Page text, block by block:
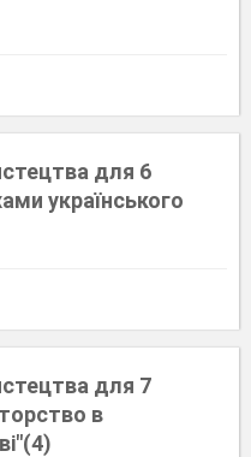
для 6
українського
для 7
в